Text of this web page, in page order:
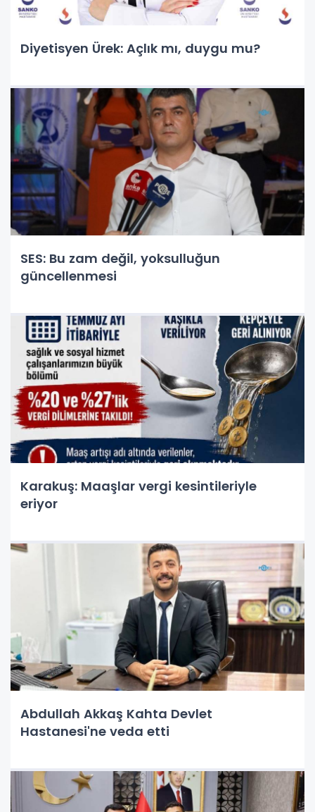
Diyetisyen Ürek: Açlık mı, duygu mu?
SES: Bu zam değil, yoksulluğun
güncellenmesi
Karakuş: Maaşlar vergi kesintileriyle
eriyor
Abdullah Akkaş Kahta Devlet
Hastanesi'ne veda etti